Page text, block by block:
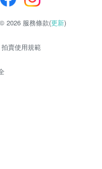
2026 服務條款(更新)
拍賣使用規範